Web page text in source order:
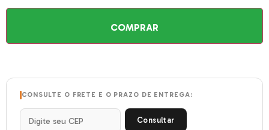
COMPRAR
CONSULTE O FRETE E O PRAZO DE ENTREGA:
Consultar